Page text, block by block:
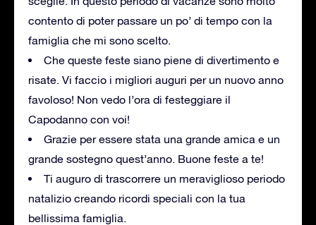
contento di poter passare un po’ di tempo con la
famiglia che mi sono scelto.
Che queste feste siano piene di divertimento e
risate. Vi faccio i migliori auguri per un nuovo anno
favoloso! Non vedo l’ora di festeggiare il
Capodanno con voi!
Grazie per essere stata una grande amica e un
grande sostegno quest’anno. Buone feste a te!
Ti auguro di trascorrere un meraviglioso periodo
natalizio creando ricordi speciali con la tua
bellissima famiglia.